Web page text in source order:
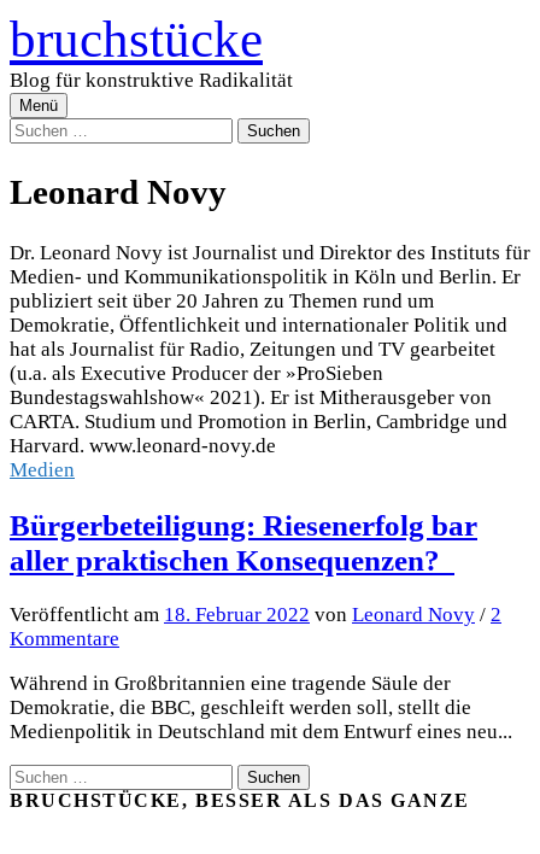
Zum
Inhalt
überspringen
bruchstücke
Blog für konstruktive Radikalität
Menü
Suchen
Leonard Novy
Dr. Leonard Novy ist Journalist und Direktor des Instituts für
Medien- und Kommunikationspolitik in Köln und Berlin. Er
publiziert seit über 20 Jahren zu Themen rund um
Demokratie, Öffentlichkeit und internationaler Politik und
hat als Journalist für Radio, Zeitungen und TV gearbeitet
(u.a. als Executive Producer der »ProSieben
Bundestagswahlshow« 2021). Er ist Mitherausgeber von
CARTA. Studium und Promotion in Berlin, Cambridge und
Harvard. www.leonard-novy.de
Medien
Bürgerbeteiligung: Riesenerfolg bar
aller praktischen Konsequenzen?
Veröffentlicht am 18. Februar 2022 von Leonard Novy / 2
Kommentare
Während in Großbritannien eine tragende Säule der
Demokratie, die BBC, geschleift werden soll, stellt die
Medienpolitik in Deutschland mit dem Entwurf eines neu...
Suchen
nach:
BRUCHSTÜCKE, BESSER ALS DAS GANZE